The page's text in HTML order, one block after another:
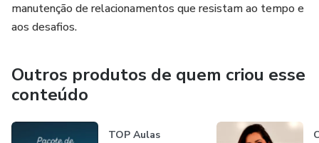
manutenção de relacionamentos que resistam ao tempo e
aos desafios.
Outros produtos de quem criou esse
conteúdo
TOP Aulas